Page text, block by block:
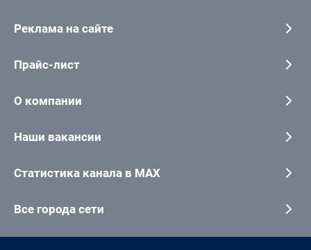
Реклама на сайте
Прайс-лист
О компании
Наши вакансии
Статистика канала в MAX
Все города сети